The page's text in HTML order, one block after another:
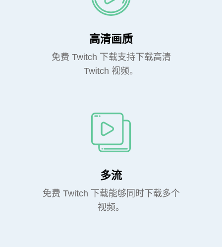
高清画质
免费 Twitch 下载支持下载高清
Twitch 视频。
多流
免费 Twitch 下载能够同时下载多个
视频。